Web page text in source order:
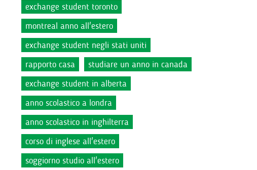
exchange student toronto
montreal anno all'estero
exchange student negli stati uniti
rapporto casa
studiare un anno in canada
exchange student in alberta
anno scolastico a londra
anno scolastico in inghilterra
corso di inglese all'estero
soggiorno studio all'estero